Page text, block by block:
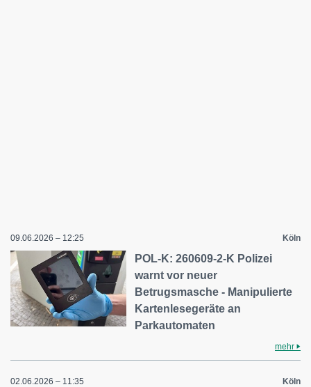
09.06.2026 – 12:25 Köln
POL-K: 260609-2-K Polizei
warnt vor neuer
Betrugsmasche - Manipulierte
Kartenlesegeräte an
Parkautomaten
mehr
02.06.2026 – 11:35 Köln